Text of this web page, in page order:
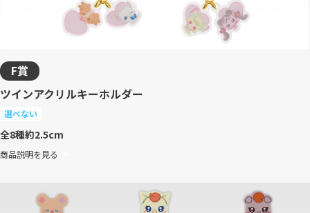
F賞
ツインアクリルキーホルダー
選べない
全8種約2.5cm
商品説明を見る